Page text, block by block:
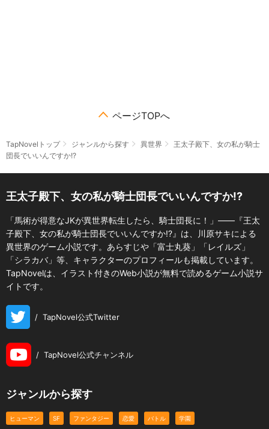
ページTOPへ
TapNovelトップ ジャンルから探す 異世界
王太子殿下、女の私が騎士
団長でいいんですか!?
王太子殿下、女の私が騎士団長でいいんですか!?
「馬術が得意なJKが異世界転生したら、騎士団長に！」――『王太
子殿下、女の私が騎士団長でいいんですか!?』は、川原サキによる
異世界のゲーム小説です。あらすじや「富士丸葵」「レイルズ」
「シラカバ」等、キャラクターのプロフィールも掲載しています。
TapNovelは、イラスト付きのWeb小説が無料で読めるゲーム小説サ
イトです。
/ TapNovel公式Twitter
/ TapNovel公式チャンネル
ジャンルから探す
ヒューマン SF ファンタジー 恋愛 バトル 学園